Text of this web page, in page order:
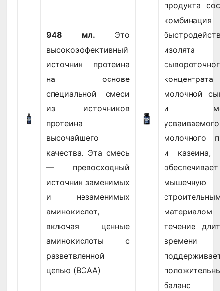
948 мл. Это
высокоэффективный
источник протеина
на основе
специальной смеси
из источников
протеина
высочайшего
качества. Эта смесь
— превосходный
источник заменимых
и незаменимых
аминокислот,
включая ценные
аминокислоты с
разветвленной
цепью (BCAA)
продукта
комбинация
изолята
концентрата
молочной
и
усваиваемого
молочного
и казеина,
обеспечивает
мышечную
течение
баланс